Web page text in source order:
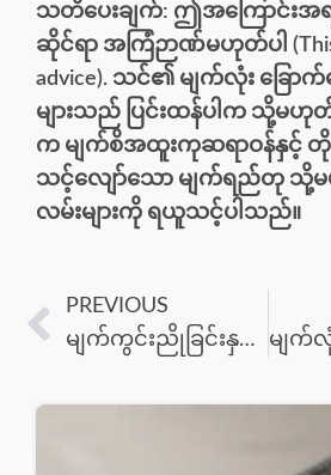
သတိပေးချက်: ဤအကြောင်းအ
ဆိုင်ရာ အကြံဉာဏ်မဟုတ်ပါ (This
advice). သင်၏ မျက်လုံး ခြောက်
များသည် ပြင်းထန်ပါက သို့မဟု
က မျက်စိအထူးကုဆရာဝန်နှင့် တိုင်
သင့်လျော်သော မျက်ရည်တု သို့
လမ်းများကို ရယူသင့်ပါသည်။
PREVIOUS
မျက်ကွင်းညိုခြင်းနှင့် မျက်အိတ်ဖောင်းခြင်းကို သက်သာစေမည့် သဘာဝ အိမ်တွင်းနည်းလမ်းများ